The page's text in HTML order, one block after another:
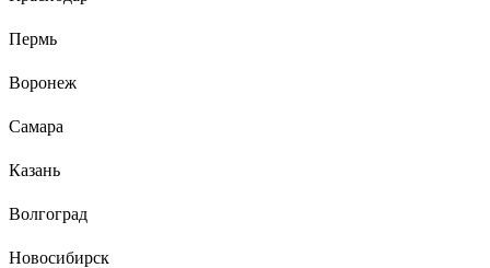
Пермь
Воронеж
Самара
Казань
Волгоград
Новосибирск